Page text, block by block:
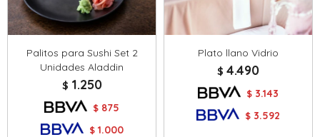
Palitos para Sushi Set 2
Unidades Aladdin
$ 1.250
$ 875
$ 1.000
Plato llano Vidrio
$ 4.490
$ 3.143
$ 3.592